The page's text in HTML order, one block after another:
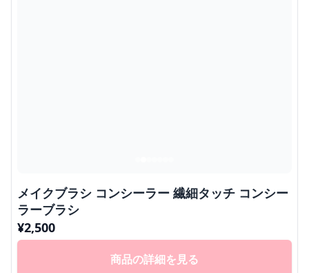
メイクブラシ コンシーラー 繊細タッチ コンシー
ラーブラシ
¥2,500
商品の詳細を見る